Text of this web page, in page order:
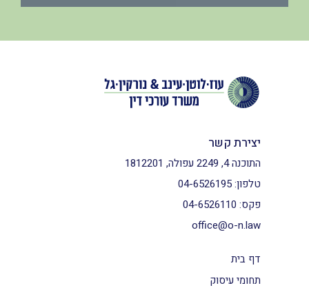
דף בית
תחומי עיסוק
יצירת קשר
התוכנה 4, 2249 עפולה, 1812201
טלפון:04-6526195
פקס: 04-6526110
office@o-n.law